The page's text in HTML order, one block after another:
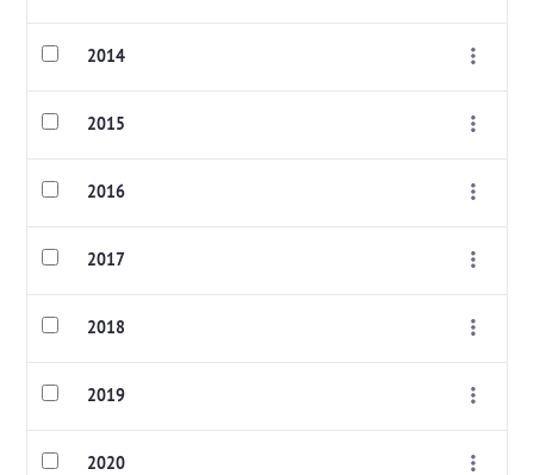
2014
2015
2016
2017
2018
2019
2020